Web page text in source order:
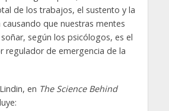
de los trabajos, el sustento y la
que nuestras mentes
según los psicólogos, es el
regulador de emergencia de la
en The Science Behind